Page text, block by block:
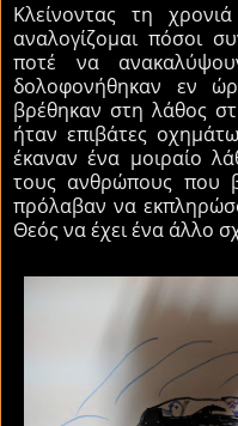
Κλείνοντας τη
αναλογίζομαι πόσοι
ποτέ να
δολοφονήθηκαν εν
βρέθηκαν στη λάθος
ήταν επιβάτες
έκαναν ένα μοιραίο
τους ανθρώπους που
πρόλαβαν να
Θεός να έχει ένα άλλο